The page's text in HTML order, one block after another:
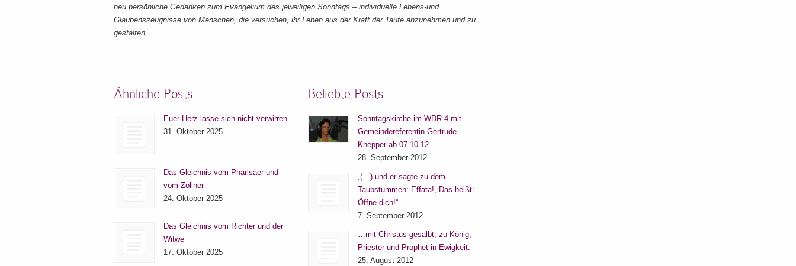
neu persönliche Gedanken zum Evangelium des jeweiligen Sonntags – individuelle Lebens-und
Glaubenszeugnisse von Menschen, die versuchen, ihr Leben aus der Kraft der Taufe anzunehmen und zu
gestalten.
Ähnliche Posts
Euer Herz lasse sich nicht verwirren
31. Oktober 2025
Das Gleichnis vom Pharisäer und
vom Zöllner
24. Oktober 2025
Das Gleichnis vom Richter und der
Witwe
17. Oktober 2025
Beliebte Posts
Sonntagskirche im WDR 4 mit
Gemeindereferentin Gertrude
Knepper ab 07.10.12
28. September 2012
„(…) und er sagte zu dem
Taubstummen: Effata!, Das heißt:
Öffne dich!“
7. September 2012
…mit Christus gesalbt, zu König,
Priester und Prophet in Ewigkeit.
25. August 2012